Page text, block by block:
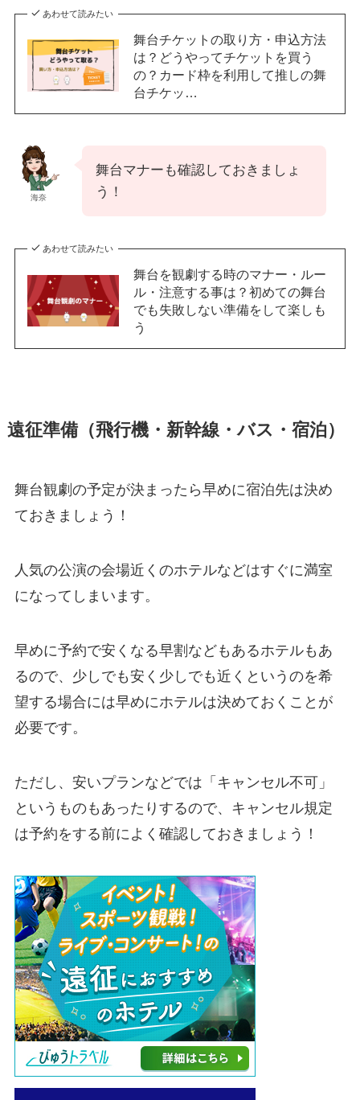
あわせて読みたい
舞台チケットの取り方・申込方法
は？どうやってチケットを買う
の？カード枠を利用して推しの舞
台チケッ…
海奈
舞台マナーも確認しておきましょ
う！
あわせて読みたい
舞台を観劇する時のマナー・ルー
ル・注意する事は？初めての舞台
でも失敗しない準備をして楽しも
う
遠征準備（飛行機・新幹線・バス・宿泊）
舞台観劇の予定が決まったら早めに宿泊先は決め
ておきましょう！
人気の公演の会場近くのホテルなどはすぐに満室
になってしまいます。
早めに予約で安くなる早割などもあるホテルもあ
るので、少しでも安く少しでも近くというのを希
望する場合には早めにホテルは決めておくことが
必要です。
ただし、安いプランなどでは「キャンセル不可」
というものもあったりするので、キャンセル規定
は予約をする前によく確認しておきましょう！